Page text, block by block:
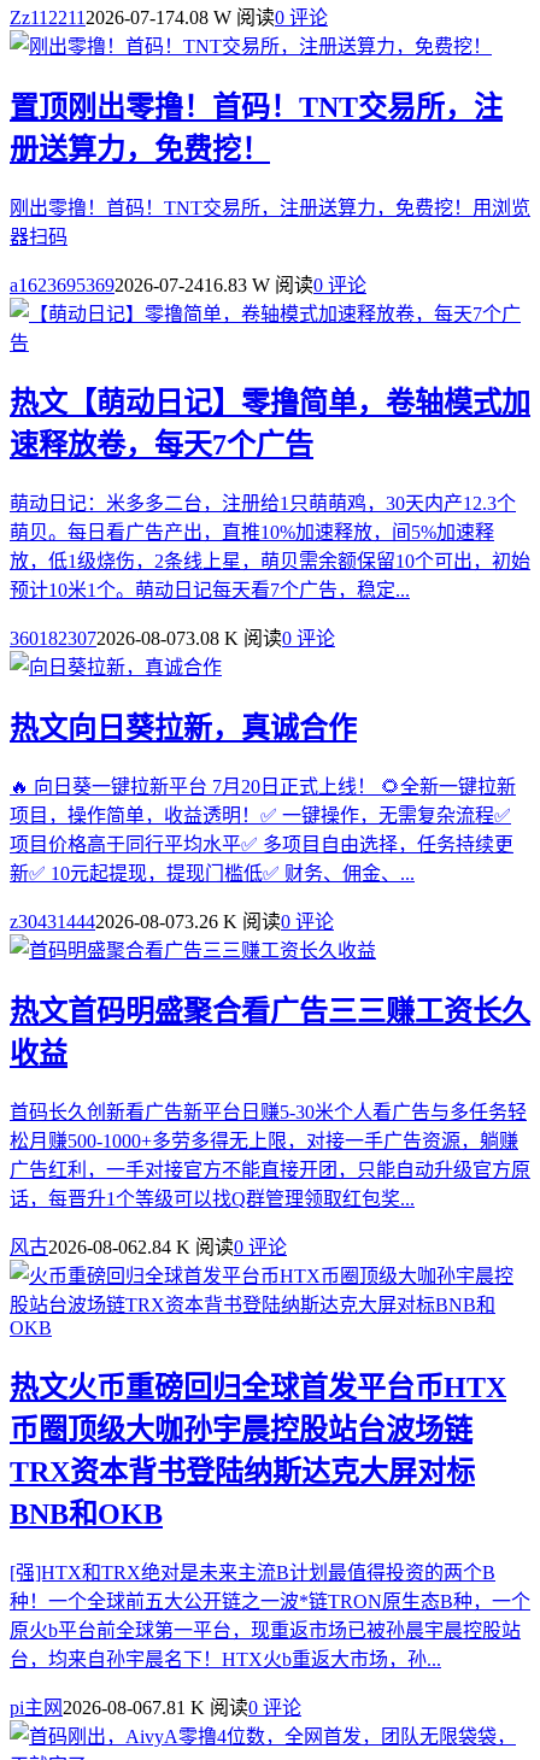
Zz112211 2026-07-174.08 W 阅读0 评论
置顶刚出零撸！首码！TNT交易所，注
册送算力，免费挖！
刚出零撸！首码！TNT交易所，注册送算力，免费挖！用浏览
器扫码
a16236953692026-07-2416.83 W 阅读0 评论
热文【萌动日记】零撸简单，卷轴模式加
速释放卷，每天7个广告
萌动日记：米多多二台，注册给1只萌萌鸡，30天内产12.3个
萌贝。每日看广告产出，直推10%加速释放，间5%加速释
放，低1级烧伤，2条线上星，萌贝需余额保留10个可出，初始
预计10米1个。萌动日记每天看7个广告，稳定...
3601823072026-08-073.08 K 阅读0 评论
热文向日葵拉新，真诚合作
🔥 向日葵一键拉新平台 7月20日正式上线！ 🌻全新一键拉新
项目，操作简单，收益透明！✅ 一键操作，无需复杂流程✅
项目价格高于同行平均水平✅ 多项目自由选择，任务持续更
新✅ 10元起提现，提现门槛低✅ 财务、佣金、...
z304314442026-08-073.26 K 阅读0 评论
热文首码明盛聚合看广告三三赚工资长久
收益
首码长久创新看广告新平台日赚5-30米个人看广告与多任务轻
松月赚500-1000+多劳多得无上限，对接一手广告资源，躺赚
广告红利，一手对接官方不能直接开团，只能自动升级官方原
话，每晋升1个等级可以找Q群管理领取红包奖...
风古2026-08-062.84 K 阅读0 评论
热文火币重磅回归全球首发平台币HTX
币圈顶级大咖孙宇晨控股站台波场链
TRX资本背书登陆纳斯达克大屏对标
BNB和OKB
[强]HTX和TRX绝对是未来主流B计划最值得投资的两个B
种！一个全球前五大公开链之一波*链TRON原生态B种，一个
原火b平台前全球第一平台，现重返市场已被孙晨宇晨控股站
台，均来自孙宇晨名下！HTX火b重返大市场，孙...
pi主网 2026-08-067.81 K 阅读0 评论